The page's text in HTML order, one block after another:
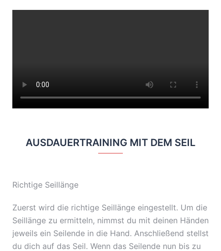
AUSDAUERTRAINING MIT DEM SEIL
Richtige Seillänge
Zuerst wird die richtige Seillänge eingestellt. Um die
Seillänge zu ermitteln, nimmst du mit deinen Händen
jeweils ein Seilende in die Hand. Anschließend stellst
du dich auf das Seil. Wenn das Seilende nun bis zu